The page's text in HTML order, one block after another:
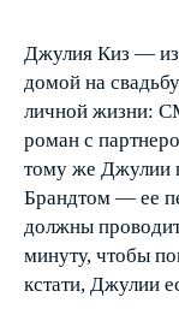
Джулия Киз —
домой на
личной жизни:
роман с
тому же Джулии
Брандтом — ее
должны
минуту, чтобы
кстати, Джулии